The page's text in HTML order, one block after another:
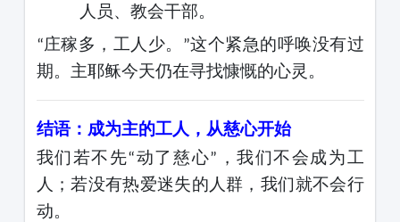
人员、教会干部。
“庄稼多，工人少。 ”这个紧急的呼唤没有过
期。主耶稣今天仍在寻找慷慨的心灵。
结语：成为主的工人，从慈心开始
我们若不先“动了慈心” ，我们不会成为工
人；若没有热爱迷失的人群，我们就不会行
动。